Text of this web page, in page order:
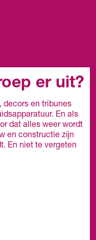
er uit?
decors en tribunes
En als
dat alles weer wordt
en constructie zijn
En niet te vergeten